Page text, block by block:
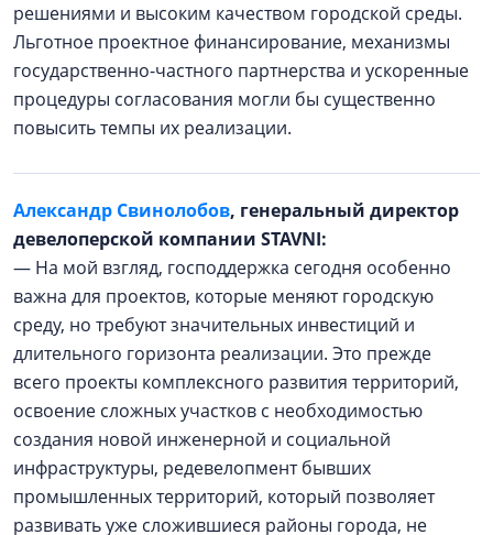
решениями и высоким качеством городской среды.
Льготное проектное финансирование, механизмы
государственно-частного партнерства и ускоренные
процедуры согласования могли бы существенно
повысить темпы их реализации.
Александр Свинолобов, генеральный директор
девелоперской компании STAVNI:
— На мой взгляд, господдержка сегодня особенно
важна для проектов, которые меняют городскую
среду, но требуют значительных инвестиций и
длительного горизонта реализации. Это прежде
всего проекты комплексного развития территорий,
освоение сложных участков с необходимостью
создания новой инженерной и социальной
инфраструктуры, редевелопмент бывших
промышленных территорий, который позволяет
развивать уже сложившиеся районы города, не